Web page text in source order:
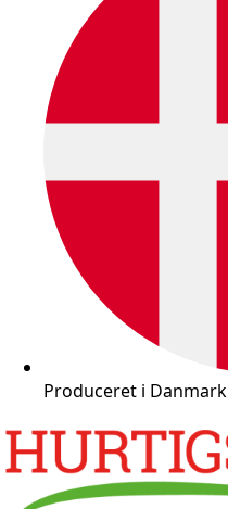
Produceret i Danmark